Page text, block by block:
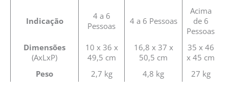
Indicação
4 a 6
Pessoas
4 a 6 Pessoas
Acima
de 6
Pessoas
Dimensões
(AxLxP)
10 x 36 x
49,5 cm
16,8 x 37 x
50,5 cm
35 x 46
x 45 cm
Peso
2,7 kg 4,8 kg 27 kg